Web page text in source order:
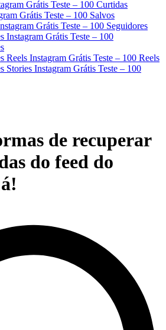
Grátis Teste – 100 Curtidas
Grátis Teste – 100 Salvos
Grátis Teste – 100 Seguidores
Instagram Grátis Teste – 100
Reels Instagram Grátis Teste – 100 Reels
Stories Instagram Grátis Teste – 100
de recuperar
do feed do